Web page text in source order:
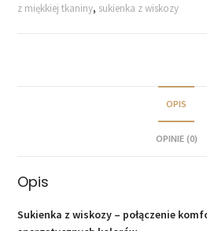
z miękkiej tkaniny, sukienka z wiskozy
OPIS
OPINIE (0)
Opis
Sukienka z wiskozy – połączenie